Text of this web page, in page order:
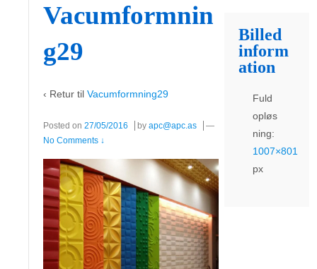
Vacumformnin
g29
‹ Retur til Vacumformning29
Posted on 27/05/2016 by apc@apc.as
—
No Comments ↓
Billed
inform
ation
Fuld
opløs
ning:
1007×801
px